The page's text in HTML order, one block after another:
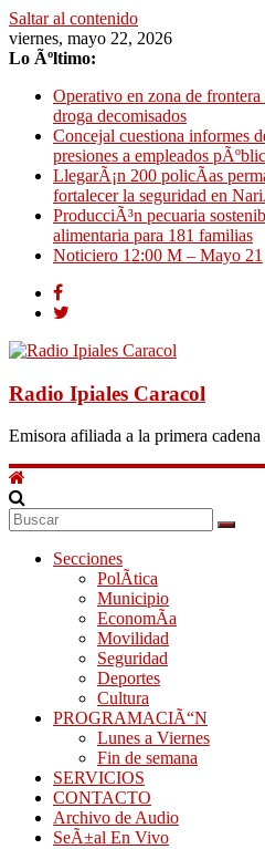
Saltar al contenido
viernes, mayo 22, 2026
Lo Ãºltimo:
Operativo en zona de
droga decomisados
Concejal cuestiona informes
presiones a empleados
LlegarÃ¡n 200 policÃ­as
fortalecer la seguridad en
ProducciÃ³n pecuaria
alimentaria para 181 familias
Noticiero 12:00 M – Mayo 21
Radio Ipiales Caracol
Emisora afiliada a la primera
Secciones
PolÃ­tica
Municipio
EconomÃ­a
Movilidad
Seguridad
Deportes
Cultura
PROGRAMACIÃ“N
Lunes a Viernes
Fin de semana
SERVICIOS
CONTACTO
Archivo de Audio
SeÃ±al En Vivo